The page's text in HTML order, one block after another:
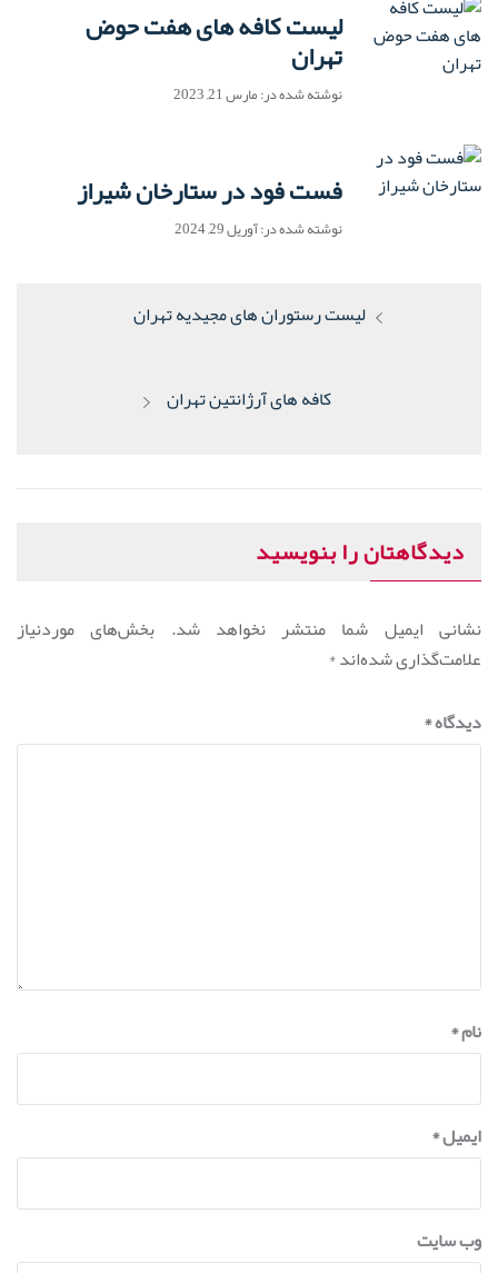
لیست کافه های هفت حوض
تهران
نوشته شده در: مارس 21, 2023
فست فود در ستارخان شیراز
نوشته شده در: آوریل 29, 2024
پست
لیست رستوران های مجیدیه تهران
پست
کافه های آرژانتین تهران
دیدگاهتان را بنویسید
نشانی ایمیل شما منتشر نخواهد شد. بخش‌های موردنیاز
علامت‌گذاری شده‌اند*
دیدگاه*
نام*
ایمیل*
وب‌ سایت